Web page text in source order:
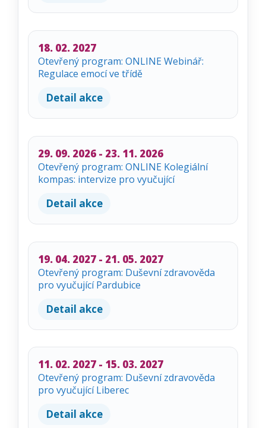
18. 02. 2027
Otevřený program: ONLINE Webinář:
Regulace emocí ve třídě
Detail akce
29. 09. 2026 - 23. 11. 2026
Otevřený program: ONLINE Kolegiální
kompas: intervize pro vyučující
Detail akce
19. 04. 2027 - 21. 05. 2027
Otevřený program: Duševní zdravověda
pro vyučující Pardubice
Detail akce
11. 02. 2027 - 15. 03. 2027
Otevřený program: Duševní zdravověda
pro vyučující Liberec
Detail akce